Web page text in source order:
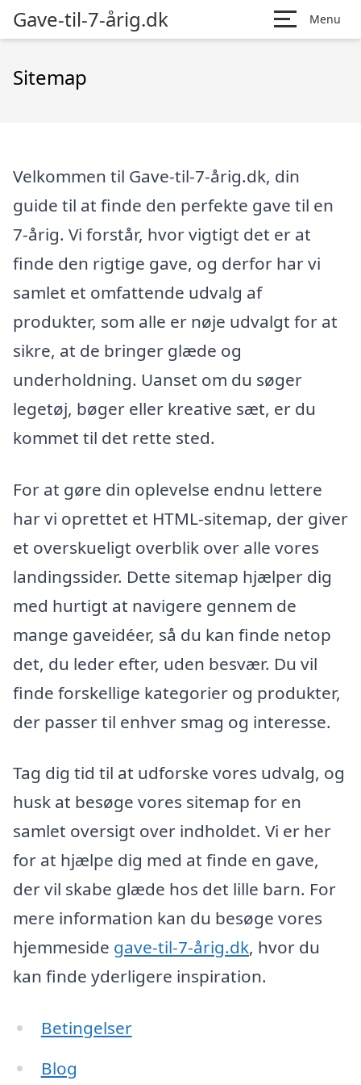
Gave-til-7-årig.dk Menu
Sitemap
Velkommen til Gave-til-7-årig.dk, din
guide til at finde den perfekte gave til en
7-årig. Vi forstår, hvor vigtigt det er at
finde den rigtige gave, og derfor har vi
samlet et omfattende udvalg af
produkter, som alle er nøje udvalgt for at
sikre, at de bringer glæde og
underholdning. Uanset om du søger
legetøj, bøger eller kreative sæt, er du
kommet til det rette sted.
For at gøre din oplevelse endnu lettere
har vi oprettet et HTML-sitemap, der giver
et overskueligt overblik over alle vores
landingssider. Dette sitemap hjælper dig
med hurtigt at navigere gennem de
mange gaveidéer, så du kan finde netop
det, du leder efter, uden besvær. Du vil
finde forskellige kategorier og produkter,
der passer til enhver smag og interesse.
Tag dig tid til at udforske vores udvalg, og
husk at besøge vores sitemap for en
samlet oversigt over indholdet. Vi er her
for at hjælpe dig med at finde en gave,
der vil skabe glæde hos det lille barn. For
mere information kan du besøge vores
hjemmeside gave-til-7-årig.dk, hvor du
kan finde yderligere inspiration.
Betingelser
Blog